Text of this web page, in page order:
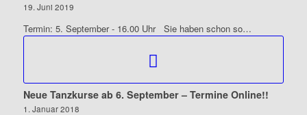
19. Juni 2019
Termin: 5. September - 16.00 Uhr Sie haben schon so…
Neue Tanzkurse ab 6. September – Termine Online!!
1. Januar 2018